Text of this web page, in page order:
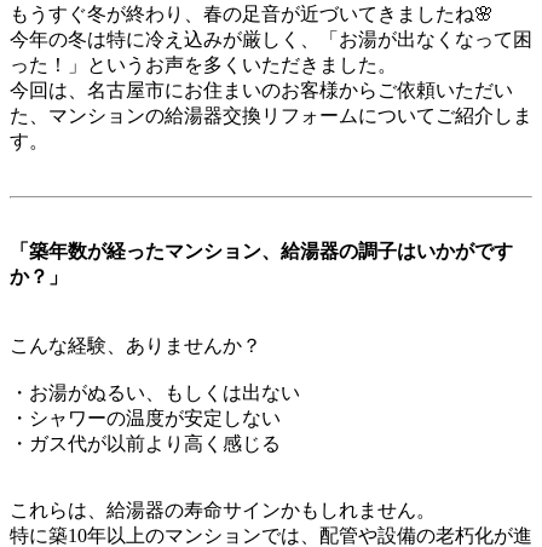
もうすぐ冬が終わり、春の足音が近づいてきましたね🌸
今年の冬は特に冷え込みが厳しく、「お湯が出なくなって困
った！」というお声を多くいただきました。
今回は、名古屋市にお住まいのお客様からご依頼いただい
た、マンションの給湯器交換リフォームについてご紹介しま
す。
「築年数が経ったマンション、給湯器の調子はいかがです
か？」
こんな経験、ありませんか？
・お湯がぬるい、もしくは出ない
・シャワーの温度が安定しない
・ガス代が以前より高く感じる
これらは、給湯器の寿命サインかもしれません。
特に築10年以上のマンションでは、配管や設備の老朽化が進